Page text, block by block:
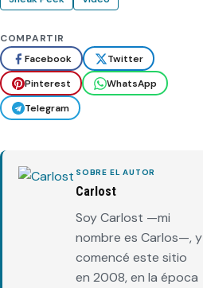
COMPARTIR
Facebook
Twitter
Pinterest
WhatsApp
Telegram
SOBRE EL AUTOR
Carlost
Soy Carlost —mi
nombre es Carlos—, y
comencé este sitio
en 2008, en la época